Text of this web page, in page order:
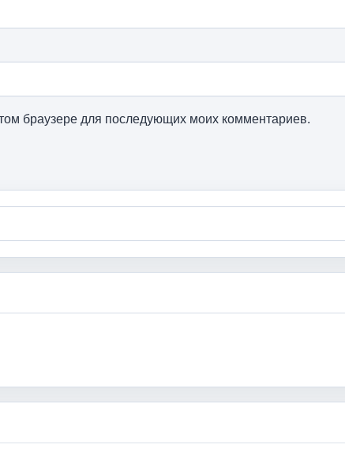
браузере для последующих моих комментариев.